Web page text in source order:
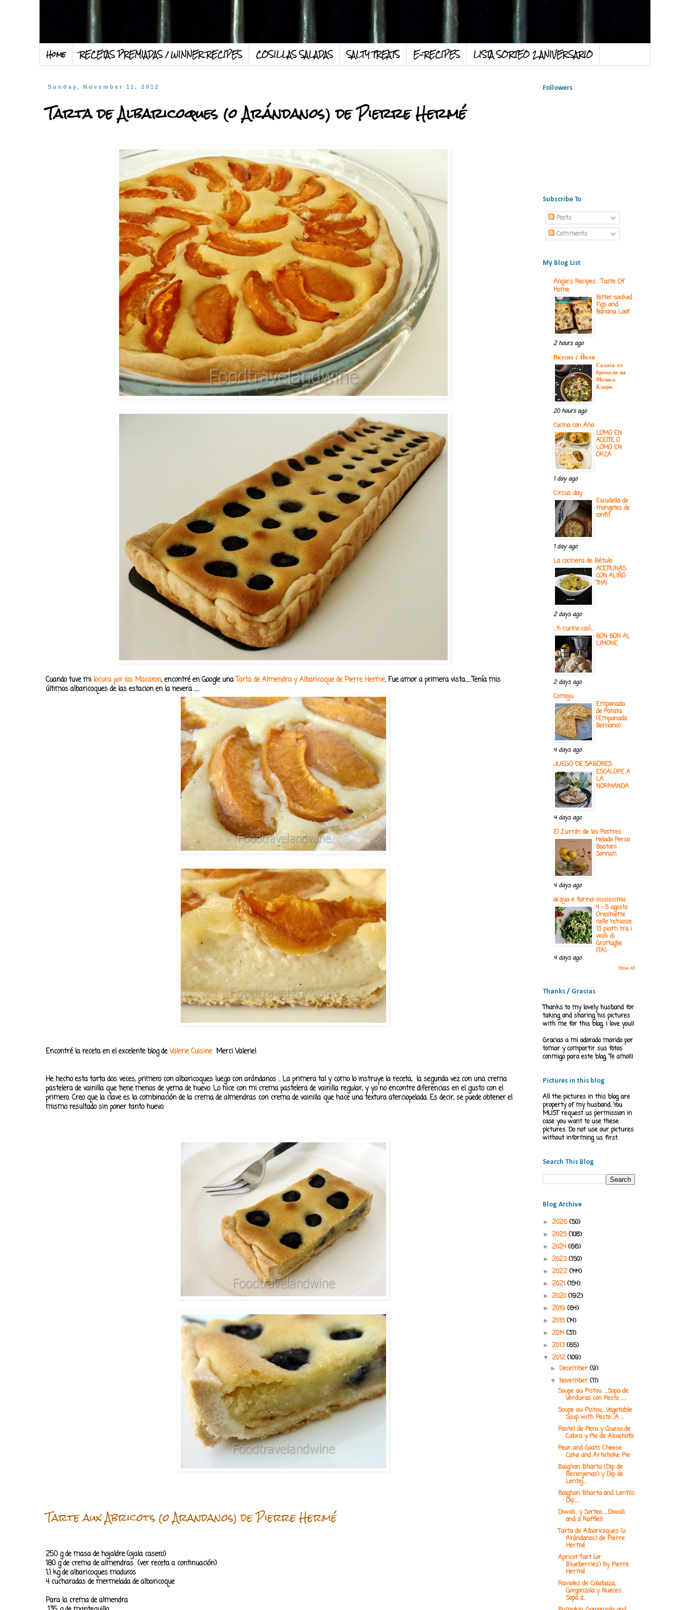
Home RECETAS PREMIADAS / WINNER RECIPES COSILLAS SALADAS SALTY TREATS E-RECIPES LISTA SORTEO 2 ANIVERSARIO
Sunday, November 11, 2012
Tarta de Albaricoques (o Arándanos) de Pierre Hermé
Cuando tuve mi locura por los Macaron, encontré en Google unaTarta de Almendra y Albaricoque de Pierre Herme. Fue amor a primera vista......Tenía mis
últimos albaricoques de las estacion en la nevera .....
Encontré la receta en el excelente blog deValerie CuisineMerci Valerie!
He hecho esta tarta dos veces, primero con albaricoques luego con arándanos .. La primera tal y como lo instruye la receta, la segunda vez con una crema
pastelera de vainilla que tiene menos de yema de huevo. Lo hice con mi crema pastelera de vainilla regular, y yo no encontre diferencias en el gusto con el
primero. Creo que la clave es la combinación de la crema de almendras con crema de vainilla que hace una textura aterciopelada. Es decir, se puede obtener el
mismo resultado sin poner tanto huevo.
Tarte aux Abricots (o Arandanos) de Pierre Hermé
250 g de masa de hojaldre (ojala casero)
180 g de crema de almendras (ver receta a continuación)
1,1 kg de albaricoques maduros
4 cucharadas de mermelada de albaricoque
Para la crema de almendra
Followers
Subscribe To
Posts
Comments
My Blog List
Angie's Recipes . Taste Of
Home
Bitter-soaked
Figs and
Banana Loaf
2 hours ago
Вкусно с Йоли
Салата от
броколи на
Мелиса
Кларк
20 hours ago
Cocina con Ana
LOMO EN
ACEITE O
LOMO EN
ORZA
1 day ago
Circus day
Escudella de
mongetes de
confit
1 day ago
La cocinera de Bétulo
ACEITUNAS
CON ALIÑO
THAI
2 days ago
...ti cucino così...
BON BON AL
LIMONE
2 days ago
Comoju
Empanada
de Patata
(Empanada
Berciana)
4 days ago
JUEGO DE SABORES
ESCALOPE A
LA
NORMANDA
4 days ago
El Zurrón de los Postres
Helado Persa
Bastani
Sonnati
4 days ago
acqua e farina-sississima
4 - 5 agosto
Orecchiette
nelle ‘nchiosce
13 piatti tra i
vicoli di
Grottaglie
(TA)
4 days ago
Show All
Thanks / Gracias
Thanks to my lovely husband for
taking and sharing his pictures
with me for this blog. I love you!!
Gracias a mi adorado marido por
tomar y compartir sus fotos
conmigo para este blog. Te amo!!!
Pictures in this blog
All the pictures in this blog are
property of my husband. You
MUST request us permission in
case you want to use these
pictures. Do not use our pictures
without informing us first.
Search This Blog
Blog Archive
► 2026(50)
► 2025(108)
► 2024 (66)
► 2023(150)
► 2022 (144)
► 2021 (154)
► 2020(192)
► 2019 (64)
► 2015(14)
► 2014 (31)
► 2013(65)
▼ 2012 (109)
► December(9)
▼November(11)
Soupe au Pistou ....Sopa de
Verduras con Pesto ......
Soupe au Pistou....Vegetable
Soup with Pesto....A ...
Pastel de Pera y Queso de
Cabra y Pie de Alcachofa
Pear and Goats Cheese
Cake and Artichoke Pie
Baighan Bharta (Dip de
Berenjenas) y Dip de
Lentej...
Baighan Bharta and Lentils
Dip.....
Diwali....y Sorteo......Diwali
and a Raffle!!
Tarta de Albaricoques (o
Arándanos) de Pierre
Hermé
Apricot Tart (or
Blueberries) by Pierre
Hermé
Ravioles de Calabaza,
Gorgonzola y Nueces ,
Sopa d...